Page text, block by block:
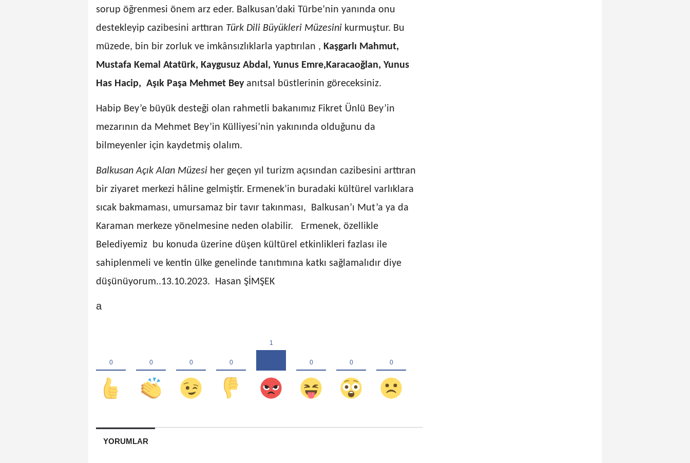
sorup öğrenmesi önem arz eder. Balkusan’daki Türbe’nin yanında onu
destekleyip cazibesini arttıran Türk Dili Büyükleri Müzesini kurmuştur. Bu
müzede, bin bir zorluk ve imkânsızlıklarla yaptırılan , Kaşgarlı Mahmut,
Mustafa Kemal Atatürk, Kaygusuz Abdal, Yunus Emre,Karacaoğlan, Yunus
Has Hacip, Aşık Paşa Mehmet Beyanıtsal büstlerinin göreceksiniz.
Habip Bey’e büyük desteği olan rahmetli bakanımız Fikret Ünlü Bey’in
mezarının da Mehmet Bey’in Külliyesi’nin yakınında olduğunu da
bilmeyenler için kaydetmiş olalım.
Balkusan Açık Alan Müzesi her geçen yıl turizm açısından cazibesini arttıran
bir ziyaret merkezi hâline gelmiştir. Ermenek’in buradaki kültürel varlıklara
sıcak bakmaması, umursamaz bir tavır takınması, Balkusan’ı Mut’a ya da
Karaman merkeze yönelmesine neden olabilir. Ermenek, özellikle
Belediyemiz bu konuda üzerine düşen kültürel etkinlikleri fazlası ile
sahiplenmeli ve kentin ülke genelinde tanıtımına katkı sağlamalıdır diye
düşünüyorum..13.10.2023. Hasan ŞİMŞEK
a
YORUMLAR